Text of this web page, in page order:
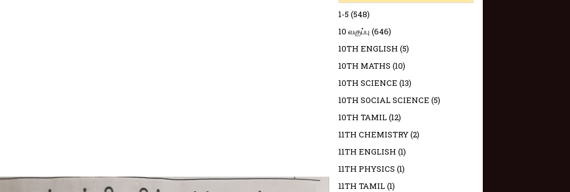
1-5 (548)
10 வகுப்பு (646)
10TH ENGLISH (5)
10TH MATHS (10)
10TH SCIENCE (13)
10TH SOCIAL SCIENCE (5)
10TH TAMIL(12)
11TH CHEMISTRY(2)
11TH ENGLISH (1)
11TH PHYSICS (1)
11TH TAMIL(1)